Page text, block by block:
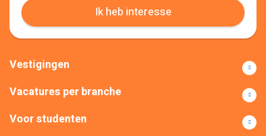
Ik heb interesse
Vestigingen
Vacatures per branche
Voor studenten